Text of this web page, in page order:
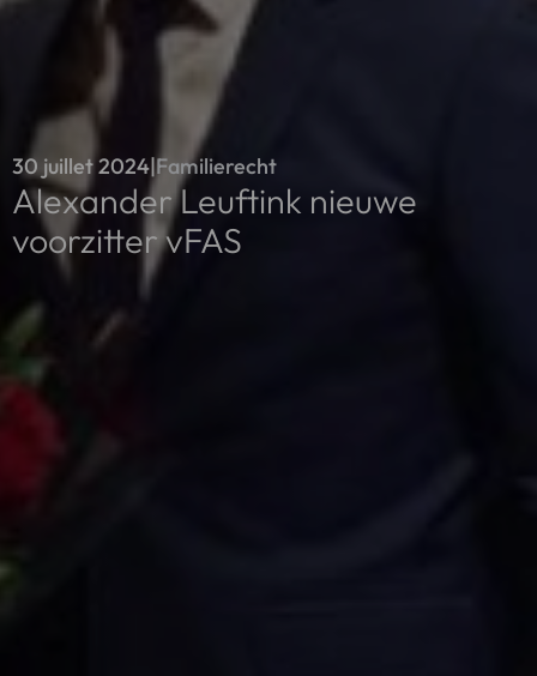
30 juillet 2024|Familierecht
Alexander Leuftink nieuwe
voorzitter vFAS